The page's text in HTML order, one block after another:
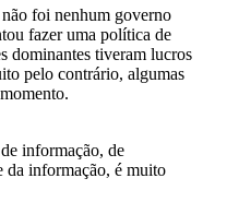
foi nenhum governo
fazer uma política de
dominantes tiveram lucros
pelo contrário, algumas
informação, de
da informação, é muito